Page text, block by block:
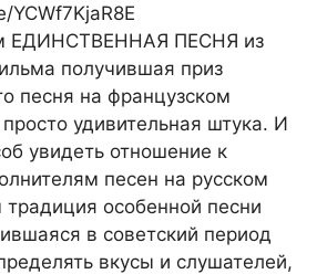
ЕДИНСТВЕННАЯ ПЕСНЯ из
получившая приз
песня на французском
удивительная штука. И
увидеть отношение к
песен на русском
особенной песни
в советский период
вкусы и слушателей,